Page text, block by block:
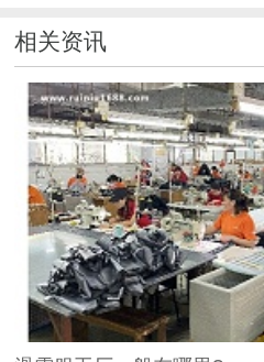
相关资讯